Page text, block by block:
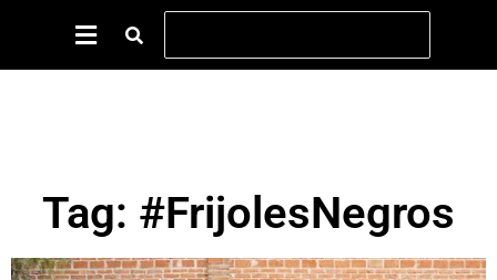
Tag: #FrijolesNegros